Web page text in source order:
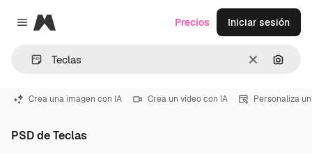
Close menu
Magnific
Borrar
Precios Iniciar sesión
Crea una imagen con IA Crea un vídeo con IA Personaliza
PSD de Teclas